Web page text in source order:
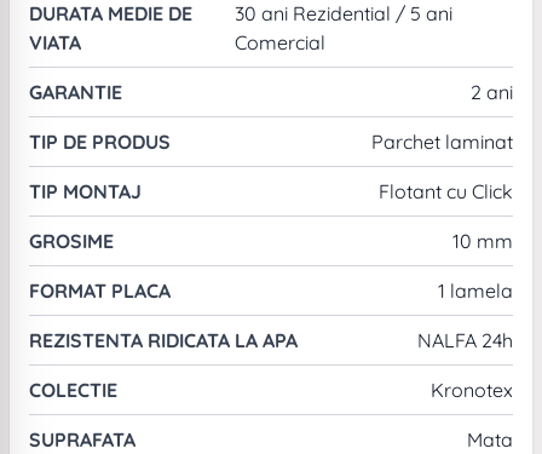
DURATA MEDIE DE
VIATA
30 ani Rezidential / 5 ani
Comercial
GARANTIE 2 ani
TIP DE PRODUS Parchet laminat
TIP MONTAJ Flotant cu Click
GROSIME 10 mm
FORMAT PLACA 1 lamela
REZISTENTA RIDICATA LA APA NALFA 24h
COLECTIE Kronotex
SUPRAFATA Mata